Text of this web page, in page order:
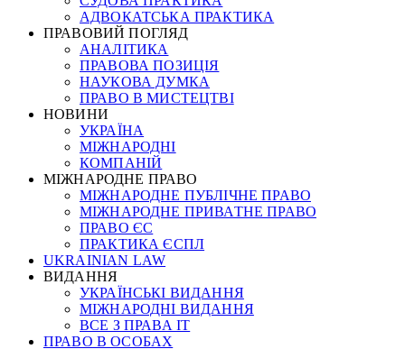
АДВОКАТСЬКА ПРАКТИКА
ПРАВОВИЙ ПОГЛЯД
АНАЛІТИКА
ПРАВОВА ПОЗИЦІЯ
НАУКОВА ДУМКА
ПРАВО В МИСТЕЦТВІ
НОВИНИ
УКРАЇНА
МІЖНАРОДНІ
КОМПАНІЙ
МІЖНАРОДНЕ ПРАВО
МІЖНАРОДНЕ ПУБЛІЧНЕ ПРАВО
МІЖНАРОДНЕ ПРИВАТНЕ ПРАВО
ПРАВО ЄС
ПРАКТИКА ЄСПЛ
UKRAINIAN LAW
ВИДАННЯ
УКРАЇНСЬКІ ВИДАННЯ
МІЖНАРОДНІ ВИДАННЯ
ВСЕ З ПРАВА ІТ
ПРАВО В ОСОБАХ